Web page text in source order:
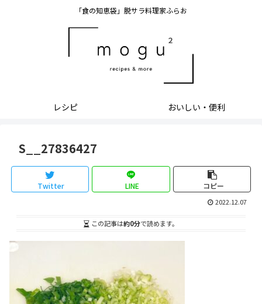
「食の知恵袋」脱サラ料理家ふらお
レシピ おいしい・便利
S__27836427
Twitter LINE コピー
2022.12.07
この記事は約0分で読めます。